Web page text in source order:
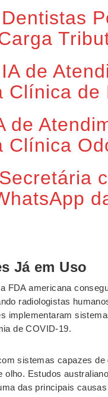
de
Clínica de
de
Clínica
Já em Uso
FDA americana
radiologistas
implementaram
de COVID-19.
sistemas capazes
Estudos
das principais